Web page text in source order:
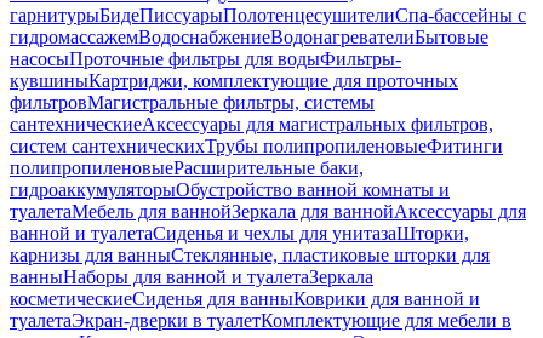
гарнитурыБидеПиссуарыПолотенцесушителиСпа-бассейны с
гидромассажемВодоснабжениеВодонагревателиБытовые
насосыПроточные фильтры для водыФильтры-
кувшиныКартриджи, комплектующие для проточных
фильтровМагистральные фильтры, системы
сантехническиеАксессуары для магистральных фильтров,
систем сантехническихТрубы полипропиленовыеФитинги
полипропиленовыеРасширительные баки,
гидроаккумуляторыОбустройство ванной комнаты и
туалетаМебель для ваннойЗеркала для ваннойАксессуары для
ванной и туалетаСиденья и чехлы для унитазаШторки,
карнизы для ванныСтеклянные, пластиковые шторки для
ванныНаборы для ванной и туалетаЗеркала
косметическиеСиденья для ванныКоврики для ванной и
туалетаЭкран-дверки в туалетКомплектующие для мебели в